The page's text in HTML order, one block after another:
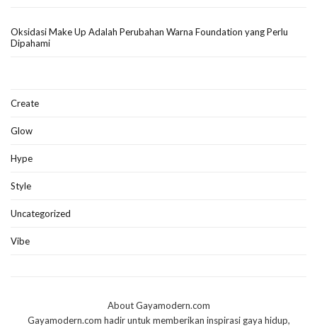
Oksidasi Make Up Adalah Perubahan Warna Foundation yang Perlu
Dipahami
Create
Glow
Hype
Style
Uncategorized
Vibe
About Gayamodern.com
Gayamodern.com hadir untuk memberikan inspirasi gaya hidup,